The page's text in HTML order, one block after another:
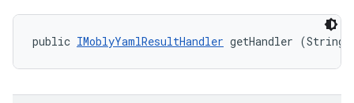
public IMoblyYamlResultHandler getHandler (String